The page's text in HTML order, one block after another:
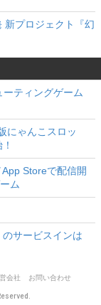
新プロジェクト『幻
ティングゲーム
にゃんこスロッ
Storeで配信開
ム
サービスインは
会社 お問い合わせ